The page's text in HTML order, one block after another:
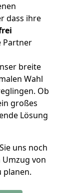
dass ihre
Partner
breite
Wahl
Ob
großes
Lösung
uns noch
von
planen.